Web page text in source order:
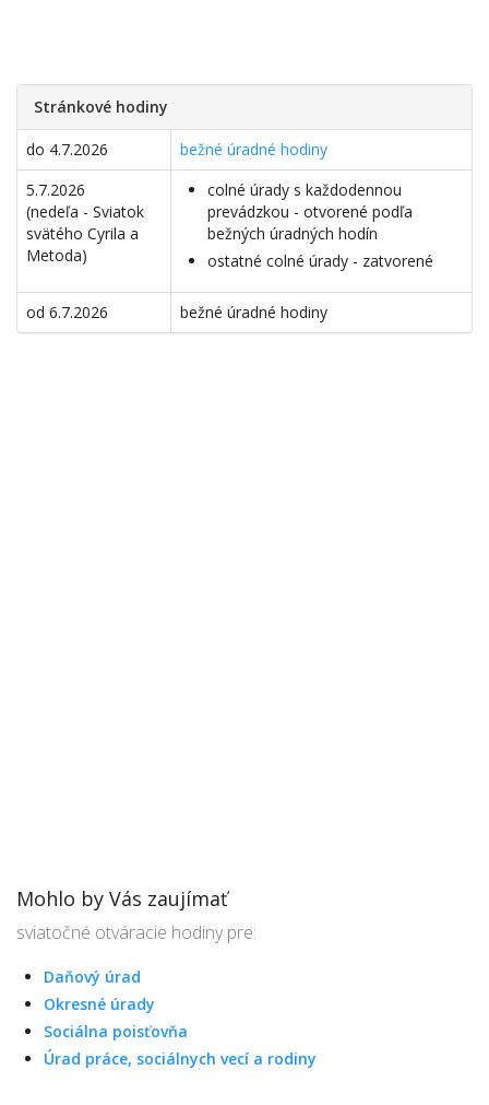
Stránkové hodiny
do 4.7.2026
bežné úradné hodiny
5.7.2026
(nedeľa - Sviatok
svätého Cyrila a
Metoda)
colné úrady s každodennou
prevádzkou - otvorené podľa
bežných úradných hodín
ostatné colné úrady - zatvorené
od 6.7.2026 bežné úradné hodiny
Mohlo by Vás zaujímať
sviatočné otváracie hodiny pre:
Daňový úrad
Okresné úrady
Sociálna poisťovňa
Úrad práce, sociálnych vecí a rodiny